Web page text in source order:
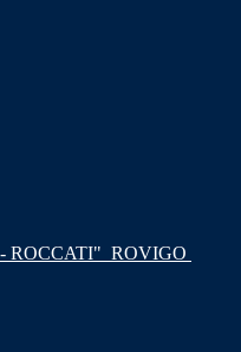
ROCCATI" ROVIGO